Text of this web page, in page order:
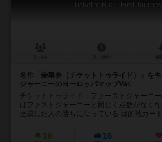
Ticket to Ride: First
名作「乗車券（チケットトゥライド）」を
ジャーニーのヨーロッパマップVer.
チケットトゥライド：ファーストジャーニ
はファストジャーニーと同じく点数がなく
達成した人の勝ちになっている 目的地カー
19 16